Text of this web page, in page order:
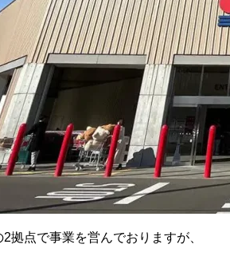
拠点で事業を営んでおりますが、